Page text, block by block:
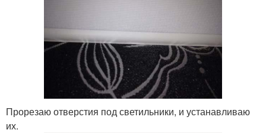
Прорезаю отверстия под светильники, и устанавливаю
их.